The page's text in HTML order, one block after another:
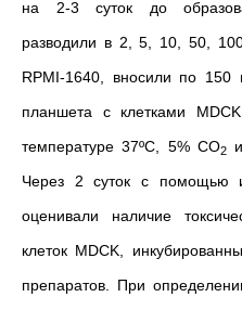
на 2-3 суток до
разводили в 2, 5, 10, 50,
RPMI-1640, вносили по 150
планшета с клетками
температуре 37ºC, 5% СО2
Через 2 суток с помощью
оценивали наличие
клеток MDCK,
препаратов. При